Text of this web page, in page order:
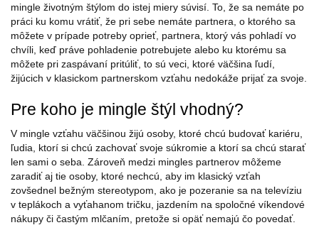
mingle životným štýlom do istej miery súvisí. To, že sa nemáte po
práci ku komu vrátiť, že pri sebe nemáte partnera, o ktorého sa
môžete v prípade potreby oprieť, partnera, ktorý vás pohladí vo
chvíli, keď práve pohladenie potrebujete alebo ku ktorému sa
môžete pri zaspávaní pritúliť, to sú veci, ktoré väčšina ľudí,
žijúcich v klasickom partnerskom vzťahu nedokáže prijať za svoje.
Pre koho je mingle štýl vhodný?
V mingle vzťahu väčšinou žijú osoby, ktoré chcú budovať kariéru,
ľudia, ktorí si chcú zachovať svoje súkromie a ktorí sa chcú starať
len sami o seba. Zároveň medzi mingles partnerov môžeme
zaradiť aj tie osoby, ktoré nechcú, aby im klasický vzťah
zovšednel bežným stereotypom, ako je pozeranie sa na televíziu
v teplákoch a vyťahanom tričku, jazdením na spoločné víkendové
nákupy či častým mlčaním, pretože si opäť nemajú čo povedať.